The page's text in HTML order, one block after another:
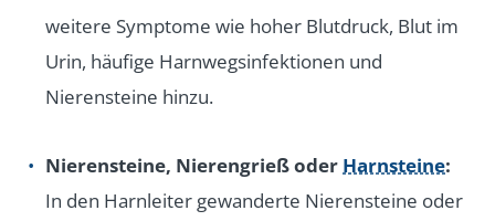
weitere Symptome wie hoher Blutdruck, Blut im
Urin, häufige Harnwegsinfektionen und
Nierensteine hinzu.
Nierensteine, Nierengrieß oder Harnsteine:
In den Harnleiter gewanderte Nierensteine oder